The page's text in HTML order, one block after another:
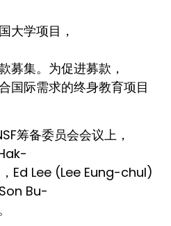
大学项目，
募集。为促进募款，
国际需求的终身教育项目
筹备委员会会议上，
Ed Lee (Lee Eung-chul)
Bu-